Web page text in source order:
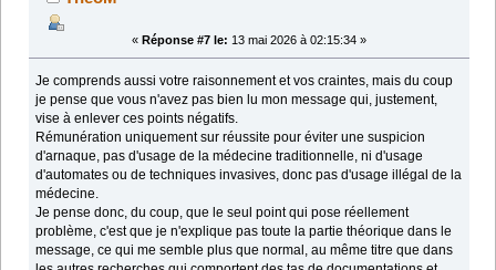
« Réponse #7 le: 13 mai 2026 à 02:15:34 »
Je comprends aussi votre raisonnement et vos craintes, mais du coup
je pense que vous n'avez pas bien lu mon message qui, justement,
vise à enlever ces points négatifs.
Rémunération uniquement sur réussite pour éviter une suspicion
d'arnaque, pas d'usage de la médecine traditionnelle, ni d'usage
d'automates ou de techniques invasives, donc pas d'usage illégal de la
médecine.
Je pense donc, du coup, que le seul point qui pose réellement
problème, c'est que je n'explique pas toute la partie théorique dans le
message, ce qui me semble plus que normal, au même titre que dans